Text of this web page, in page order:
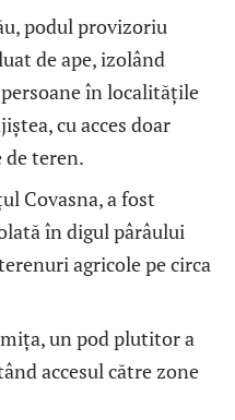
podul provizoriu
de ape, izolând
în localitățile
cu acces doar
teren.
Covasna, a fost
în digul pârâului
agricole pe circa
un pod plutitor a
accesul către zone